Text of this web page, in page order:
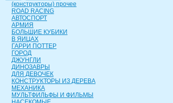
(конструкторы) прочее
ROAD RACING
АВТОСПОРТ
АРМИЯ
БОЛЬШИЕ КУБИКИ
В ЯИЦАХ
ГАРРИ ПОТТЕР
ГОРОД
ДЖУНГЛИ
ДИНОЗАВРЫ
ДЛЯ ДЕВОЧЕК
КОНСТРУКТОРЫ ИЗ ДЕРЕВА
МЕХАНИКА
МУЛЬТФИЛЬФЫ И ФИЛЬМЫ